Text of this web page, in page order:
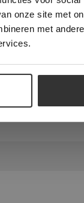
onze site met
met
AFWIJZEN